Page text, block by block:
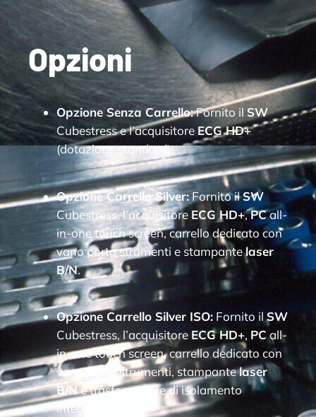
Opzioni
Opzione Senza Carrello:Fornito ilSW
Cubestress e l’acquisitore ECG HD+
(dotazione standard).
Opzione Carrello Silver:Fornito ilSW
Cubestress, l’acquisitore ECG HD+,PCall-
in-one touch screen, carrello dedicato con
vano porta strumenti e stampantelaser
B/N.
Opzione Carrello Silver ISO: Fornito ilSW
Cubestress, l’acquisitore ECG HD+, PCall-
in-one touch screen, carrello dedicato con
vano porta strumenti, stampantelaser
B/Ne trasformatore di isolamento
integrato.